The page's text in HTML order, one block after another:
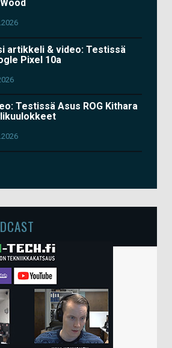
artikkeli & video: Testissä
Pixel 10a
Testissä Asus ROG Kithara